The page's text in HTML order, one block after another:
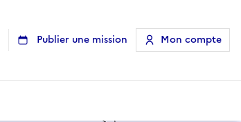
Publier une mission Mon compte